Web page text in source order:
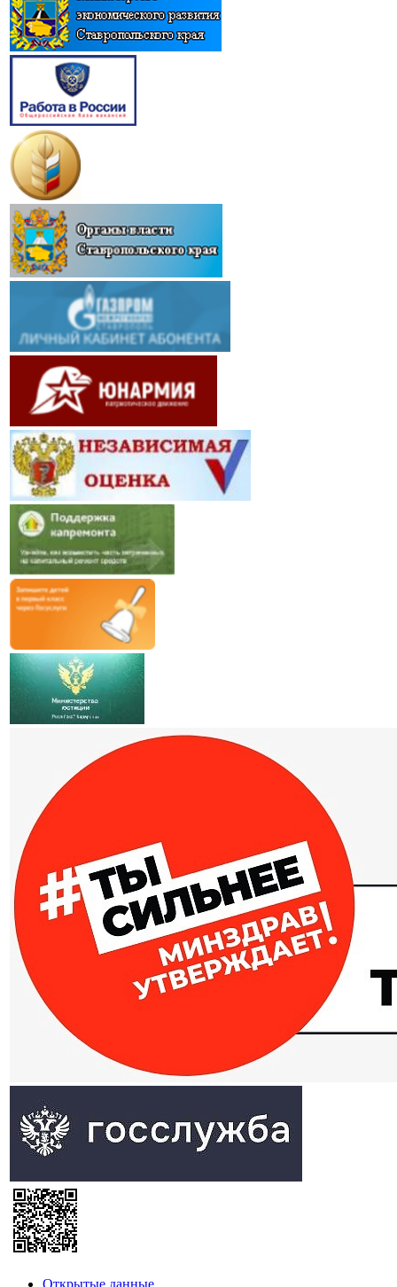
Открытые данные